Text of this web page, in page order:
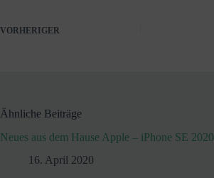
VORHERIGER
Ähnliche Beiträge
Neues aus dem Hause Apple – iPhone SE 2020
16. April 2020